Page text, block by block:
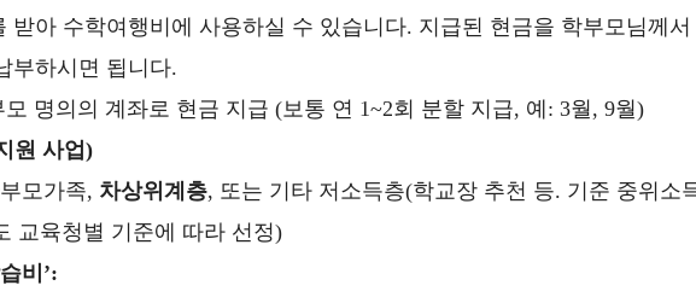
받아 수학여행비에 사용하실 수 있습니다. 지급된 현금을 학부모님께서
부하시면 됩니다.
명의의 계좌로 현금 지급 (보통 연 1~2회 분할 지급, 예: 3월, 9월)
원 사업)
모가족, 차상위계층, 또는 기타 저소득층(학교장 추천 등. 기준 중위소
교육청별 기준에 따라 선정)
비’: